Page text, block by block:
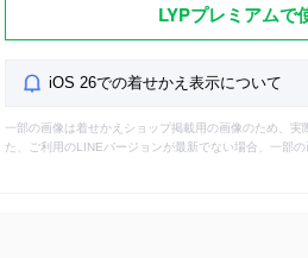
LYPプレミアムで
iOS 26での着せかえ表示について
一部の画像は着せかえショップ掲載用の画像のため、実
た、ご利用のLINEバージョンが最新でない場合、一部